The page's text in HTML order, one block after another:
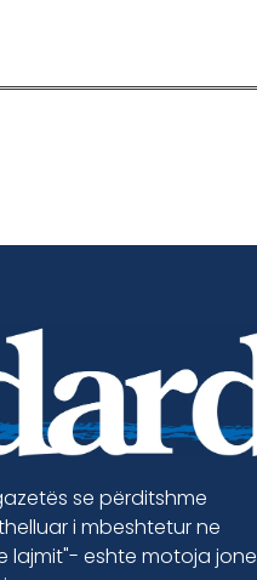
se përditshme
i mbeshtetur ne
lajmit"- eshte motoja jone